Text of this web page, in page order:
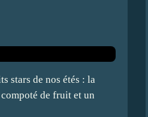
stars de nos étés : la
de fruit et un